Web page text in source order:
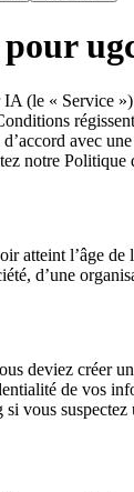
(le « Service
avec
notre
atteint l’âge
d’une
deviez créer
de vos
si vous